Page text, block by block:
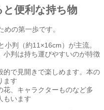
便利な持ち物
の第一歩です。
小判（約11×16cm）が主流。
小判は持ち運びやすいのが特徴
的で見開きで楽しめます。本の
ます
花、キャラクターものなど多
もいます